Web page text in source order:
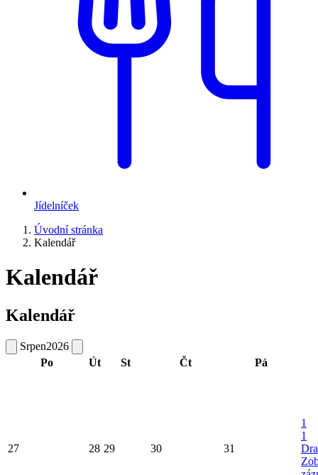
Jídelníček
Úvodní stránka
Kalendář
Kalendář
Kalendář
Srpen2026
Po
Út St Čt Pá
27 28 29 30 31
1
1